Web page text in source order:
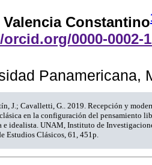
Valencia Constantino
0000-0002-
Panamericana,
J.; Cavalletti, G.. 2019. Recepción y
en la configuración del pensamiento
e idealista. UNAM, Instituto de
Estudios Clásicos, 61, 451p.